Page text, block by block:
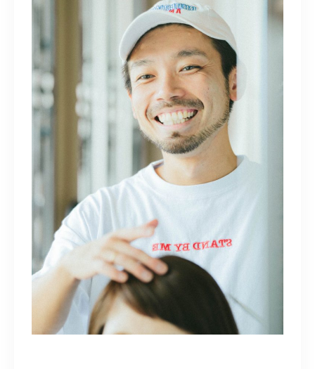
098-917-5366
【anrio TIERRA】営業時間 9:00～17:00（日月除く）